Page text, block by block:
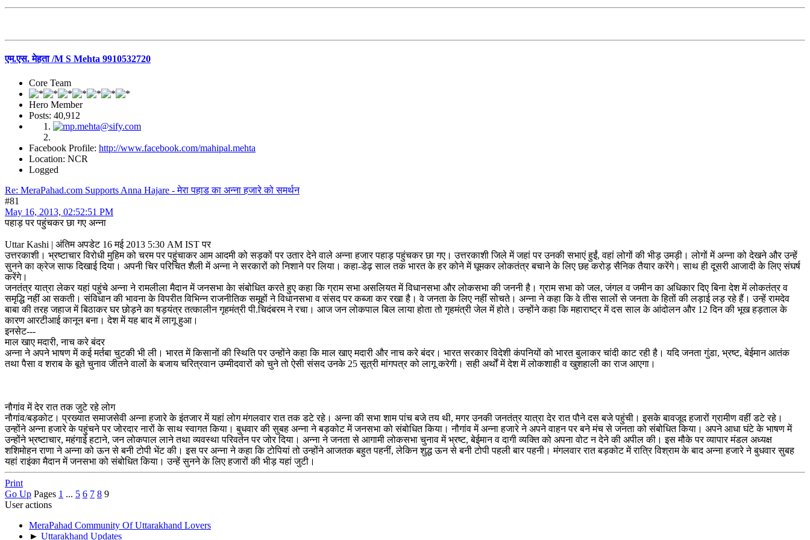
एम.एस. मेहता /M S Mehta 9910532720
Core Team
Hero Member
Posts: 40,912
Facebook Profile: http://www.facebook.com/mahipal.mehta
Location: NCR
Logged
Re: MeraPahad.com Supports Anna Hajare - मेरा पहाड का अन्ना हजारे को समर्थन
#81
May 16, 2013, 02:52:51 PM
पहाड़ पर पहुंचकर छा गए अन्ना
Uttar Kashi | अंतिम अपडेट 16 मई 2013 5:30 AM IST पर
उत्तरकाशी। भ्रष्टाचार विरोधी मुहिम को चरम पर पहुंचाकर आम आदमी को सड़कों पर उतार देने वाले अन्ना हजार पहाड़ पहुंचकर छा गए। उत्तरकाशी जिले में जहां पर उनकी सभाएं हुईं, वहां लोगों की भीड़ उमड़ी। लोगों में अन्ना को देखने और उन्हें
सुनने का क्रेज साफ दिखाई दिया। अपनी चिर परिचित शैली में अन्ना ने सरकारों को निशाने पर लिया। कहा-डेढ़ साल तक भारत के हर कोने में घूमकर लोकतंत्र बचाने के लिए छह करोड़ सैनिक तैयार करेंगे। साथ ही दूसरी आजादी के लिए संघर्ष
करेंगे।
जनतंत्र यात्रा लेकर यहां पहुंचे अन्ना ने रामलीला मैदान में जनसभा केा संबोधित करते हुए कहा कि ग्राम सभा असलियत में विधानसभा और लोकसभा की जननी है। ग्राम सभा को जल, जंगल व जमीन का अधिकार दिए बिना देश में लोकतंत्र व
समृद्धि नहीं आ सकती। संविधान की भावना के विपरीत विभिन्न राजनीतिक समूहों ने विधानसभा व संसद पर कब्जा कर रखा है। वे जनता के लिए नहीं सोचते। अन्ना ने कहा कि वे तीस सालों से जनता के हितों की लड़ाई लड़ रहे हैं। उन्हें रामदेव
बाबा की तरह जहाज में बिठाकर घर छोड़ने का षड़यंत्र तत्कालीन गृहमंत्री पी.चिदंबरम ने रचा। आज जन लोकपाल बिल लाया होता तो गृहमंत्री जेल में होते। उन्होंने कहा कि महाराष्ट्र में दस साल के आंदोलन और 12 दिन की भूख हड़ताल के
कारण आरटीआई कानून बना। देश में यह बाद में लागू हुआ।
इनसेट---
माल खाए मदारी, नाच करे बंदर
अन्ना ने अपने भाषण में कई मर्तबा चुटकी भी ली। भारत में किसानों की स्थिति पर उन्होंने कहा कि माल खाए मदारी और नाच करे बंदर। भारत सरकार विदेशी कंपनियों को भारत बुलाकर चांदी काट रही है। यदि जनता गुंडा, भ्रष्ट, बेईमान आतंक
तथा पैसा व शराब के बूते चुनाव जीतने वालों के बजाय चरित्रवान उम्मीदवारों को चुने तो ऐसी संसद उनके 25 सूत्री मांगपत्र को लागू करेगी। सही अर्थों में देश में लोकशाही व खुशहाली का राज आएगा।
नौगांव में देर रात तक जुटे रहे लोग
नौगांव/बड़कोट। प्रख्यात समाजसेवी अन्ना हजारे के इंतजार में यहां लोग मंगलवार रात तक डटे रहे। अन्ना की सभा शाम पांच बजे तय थी, मगर उनकी जनतंत्र यात्रा देर रात पौने दस बजे पहुंची। इसके बावजूद हजारों ग्रामीण वहीं डटे रहे।
उन्होंने अन्ना हजारे के पहुंचने पर जोरदार नारों के साथ स्वागत किया। बुधवार की सुबह अन्ना ने बड़कोट में जनसभा को संबोधित किया। नौगांव में अन्ना हजारे ने अपने वाहन पर बने मंच से जनता को संबोधित किया। अपने आधा घंटे के भाषण में
उन्होंने भ्रष्टाचार, महंगाई हटाने, जन लोकपाल लाने तथा व्यवस्था परिवर्तन पर जोर दिया। अन्ना ने जनता से आगामी लोकसभा चुनाव में भ्रष्ट, बेईमान व दागी व्यक्ति को अपना वोट न देने की अपील की। इस मौके पर व्यापार मंडल अध्यक्ष
शशिमोहन राणा ने अन्ना को ऊन से बनी टोपी भेंट की। इस पर अन्ना ने कहा कि टोपियां तो उन्होंने आजतक बहुत पहनीं, लेकिन शुद्ध ऊन से बनी टोपी पहली बार पहनी। मंगलवार रात बड़कोट में रात्रि विश्राम के बाद अन्ना हजारे ने बुधवार सुबह
यहां राइंका मैदान में जनसभा को संबोधित किया। उन्हें सुनने के लिए हजारों की भीड़ यहां जुटी।
Print
Go Up Pages 1 ... 5 6 7 8 9
User actions
MeraPahad Community Of Uttarakhand Lovers
► Uttarakhand Updates